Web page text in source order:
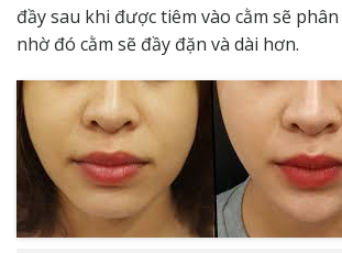
đầy sau khi được tiêm vào cằm sẽ
nhờ đó cằm sẽ đầy đặn và dài hơn.